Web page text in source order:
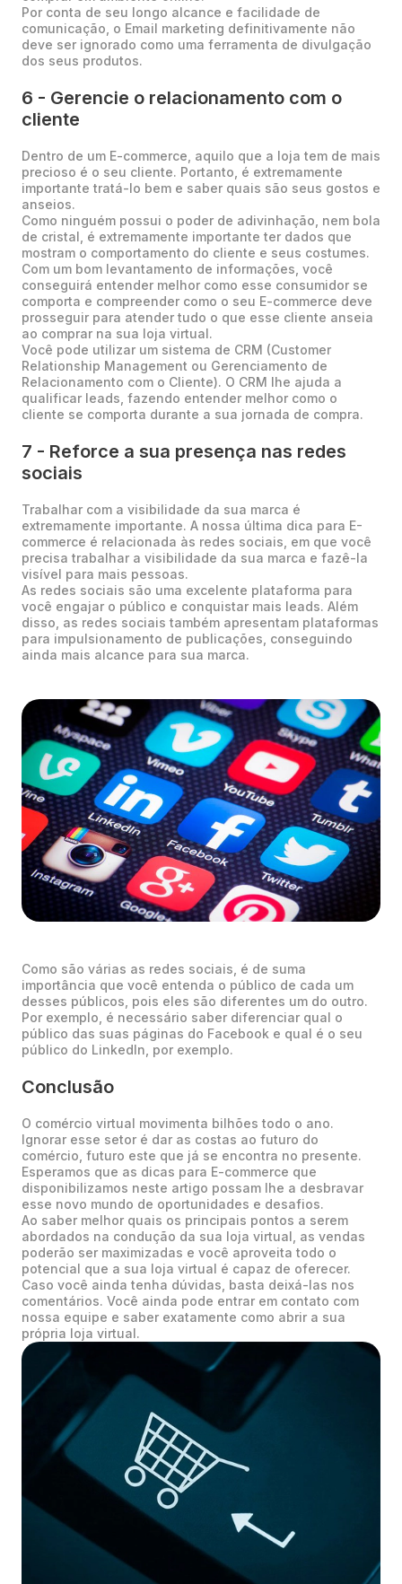
Por conta de seu longo alcance e facilidade de
comunicação, o Email marketing definitivamente não
deve ser ignorado como uma ferramenta de divulgação
dos seus produtos.
6 - Gerencie o relacionamento com o
cliente
Dentro de um E-commerce, aquilo que a loja tem de mais
precioso é o seu cliente. Portanto, é extremamente
importante tratá-lo bem e saber quais são seus gostos e
anseios.
Como ninguém possui o poder de adivinhação, nem bola
de cristal, é extremamente importante ter dados que
mostram o comportamento do cliente e seus costumes.
Com um bom levantamento de informações, você
conseguirá entender melhor como esse consumidor se
comporta e compreender como o seu E-commerce deve
prosseguir para atender tudo o que esse cliente anseia
ao comprar na sua loja virtual.
Você pode utilizar um sistema de CRM (Customer
Relationship Management ou Gerenciamento de
Relacionamento com o Cliente). O CRM lhe ajuda a
qualificar leads, fazendo entender melhor como o
cliente se comporta durante a sua jornada de compra.
7 - Reforce a sua presença nas redes
sociais
Trabalhar com a visibilidade da sua marca é
extremamente importante. A nossa última dica para E-
commerce é relacionada às redes sociais, em que você
precisa trabalhar a visibilidade da sua marca e fazê-la
visível para mais pessoas.
As redes sociais são uma excelente plataforma para
você engajar o público e conquistar mais leads. Além
disso, as redes sociais também apresentam plataformas
para impulsionamento de publicações, conseguindo
ainda mais alcance para sua marca.
Como são várias as redes sociais, é de suma
importância que você entenda o público de cada um
desses públicos, pois eles são diferentes um do outro.
Por exemplo, é necessário saber diferenciar qual o
público das suas páginas do Facebook e qual é o seu
público do LinkedIn, por exemplo.
Conclusão
O comércio virtual movimenta bilhões todo o ano.
Ignorar esse setor é dar as costas ao futuro do
comércio, futuro este que já se encontra no presente.
Esperamos que as dicas para E-commerce que
disponibilizamos neste artigo possam lhe a desbravar
esse novo mundo de oportunidades e desafios.
Ao saber melhor quais os principais pontos a serem
abordados na condução da sua loja virtual, as vendas
poderão ser maximizadas e você aproveita todo o
potencial que a sua loja virtual é capaz de oferecer.
Caso você ainda tenha dúvidas, basta deixá-las nos
comentários. Você ainda pode entrar em contato com
nossa equipe e saber exatamente como abrir a sua
própria loja virtual.